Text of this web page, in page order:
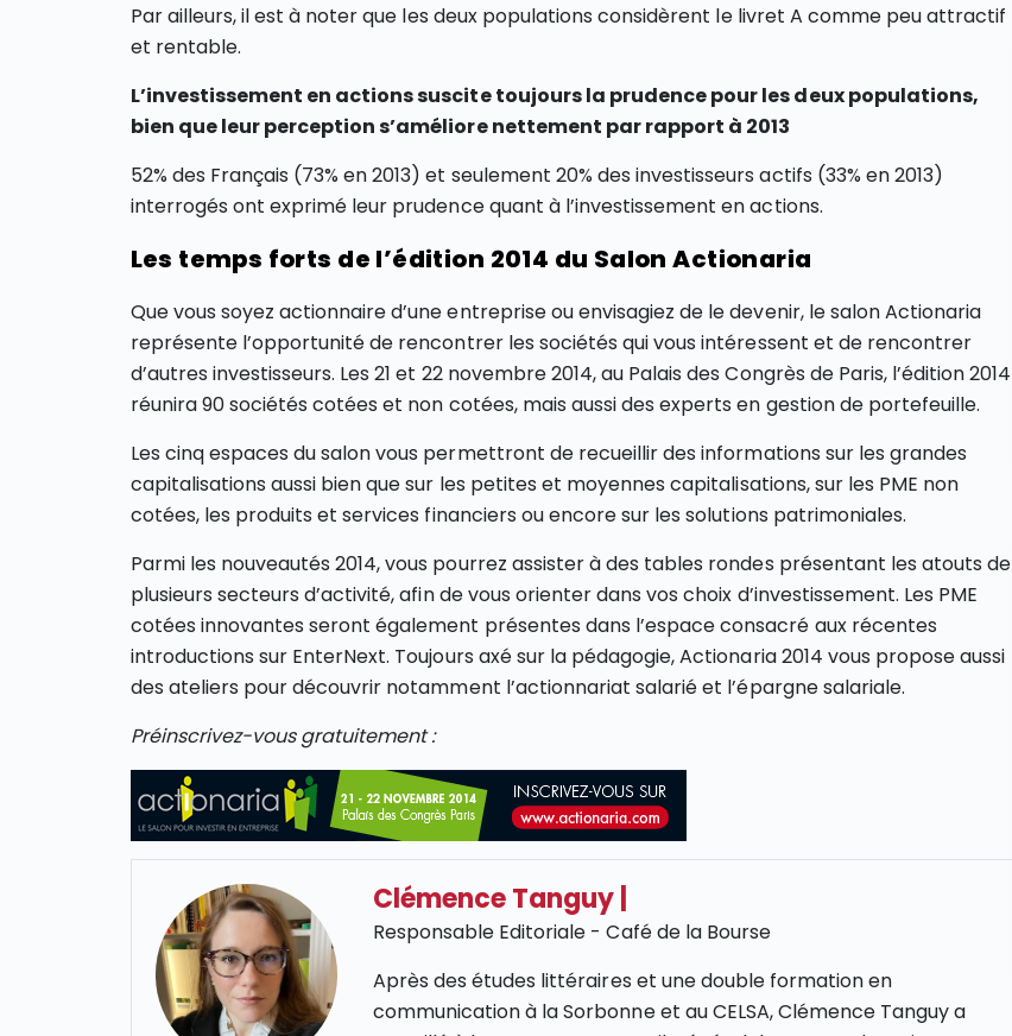
Par ailleurs, il est à noter que les deux populations considèrent le livret A comme peu attractif
et rentable.
L’investissement en actions suscite toujours la prudence pour les deux populations,
bien que leur perception s’améliore nettement par rapport à 2013
52% des Français (73% en 2013) et seulement 20% des investisseurs actifs (33% en 2013)
interrogés ont exprimé leur prudence quant à l’investissement en actions.
Les temps forts de l’édition 2014 du Salon Actionaria
Que vous soyez actionnaire d’une entreprise ou envisagiez de le devenir, le salon Actionaria
représente l’opportunité de rencontrer les sociétés qui vous intéressent et de rencontrer
d’autres investisseurs. Les 21 et 22 novembre 2014, au Palais des Congrès de Paris, l’édition 2014
réunira 90 sociétés cotées et non cotées, mais aussi des experts en gestion de portefeuille.
Les cinq espaces du salon vous permettront de recueillir des informations sur les grandes
capitalisations aussi bien que sur les petites et moyennes capitalisations, sur les PME non
cotées, les produits et services financiers ou encore sur les solutions patrimoniales.
Parmi les nouveautés 2014, vous pourrez assister à des tables rondes présentant les atouts de
plusieurs secteurs d’activité, afin de vous orienter dans vos choix d’investissement. Les PME
cotées innovantes seront également présentes dans l’espace consacré aux récentes
introductions sur EnterNext. Toujours axé sur la pédagogie, Actionaria 2014 vous propose aussi
des ateliers pour découvrir notamment l’actionnariat salarié et l’épargne salariale.
Préinscrivez-vous gratuitement :
Clémence Tanguy
Responsable Editoriale - Café de la Bourse
Après des études littéraires et une double formation en
communication à la Sorbonne et au CELSA, Clémence Tanguy a